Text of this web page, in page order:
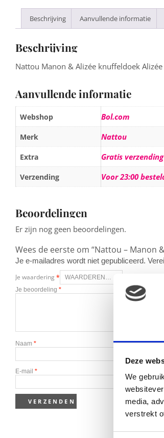
Deze
We
media,
verstrekt
Beschrijving Aanvullende informatie
Beschrijving
Nattou Manon & Alizée knuffeldoek Alizée
Aanvullende informatie
Webshop Bol.com
Merk Nattou
Extra Gratis
Verzending Voor 23:00
Beoordelingen
Er zijn nog geen beoordelingen.
Wees de eerste om “Nattou – Manon
Je e-mailadres wordt niet gepubliceerd.
Je waardering *
Je beoordeling *
Naam *
E-mail *